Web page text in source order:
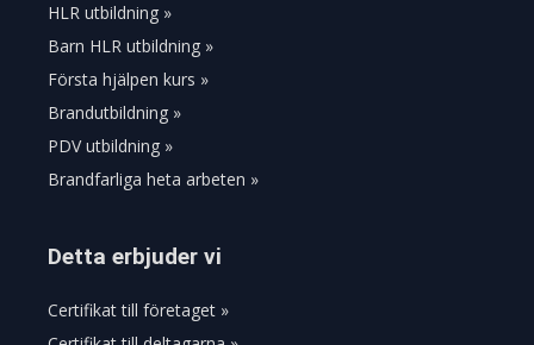
HLR utbildning »
Barn HLR utbildning »
Första hjälpen kurs »
Brandutbildning »
PDV utbildning »
Brandfarliga heta arbeten »
Detta erbjuder vi
Certifikat till företaget »